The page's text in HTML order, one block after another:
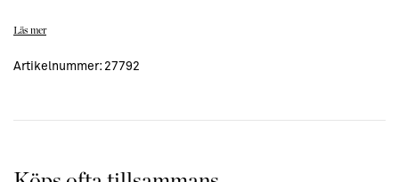
Jonathan Adler som är född -66 i New Jersey. Adler jobbar med
1993 presenterades Jonathan Adler sin första kollektion i
Han strävar efter att skapa lyxiga och funktionella interiörer som är
Läs mer
Artikelnummer: 27792